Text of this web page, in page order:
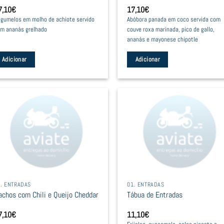
€
em molho de achiote servido
ananás grelhado
Adicionar
17,10€
Abóbora panada em coco servida com
couve roxa marinada, pico de gallo,
ananás e mayonese chipotle
Adicionar
ENTRADAS
com Chili e Queijo Cheddar
€
01. ENTRADAS
Tábua de Entradas
11,10€